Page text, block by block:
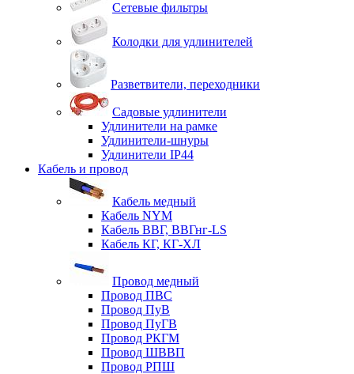
Сетевые фильтры
Колодки для удлинителей
Разветвители, переходники
Садовые удлинители
Удлинители на рамке
Удлинители-шнуры
Удлинители IP44
Кабель и провод
Кабель медный
Кабель NYM
Кабель ВВГ, ВВГнг-LS
Кабель КГ, КГ-ХЛ
Провод медный
Провод ПВС
Провод ПуВ
Провод ПуГВ
Провод РКГМ
Провод ШВВП
Провод РПШ